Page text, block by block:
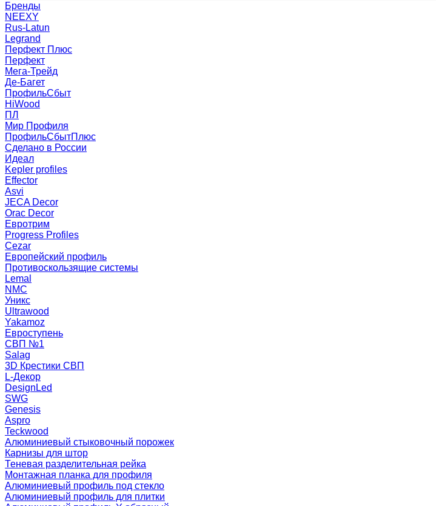
Бренды
NEEXY
Rus-Latun
Legrand
Перфект Плюс
Перфект
Мега-Трейд
Де-Багет
ПрофильСбыт
HiWood
ПЛ
Мир Профиля
ПрофильСбытПлюс
Сделано в России
Идеал
Kepler profiles
Effector
Asvi
JECA Decor
Orac Decor
Евротрим
Progress Profiles
Cezar
Европейский профиль
Противоскользящие системы
Lemal
NMC
Уникс
Ultrawood
Yakamoz
Евроступень
СВП №1
Salag
3D Крестики СВП
L-Декор
DesignLed
SWG
Genesis
Aspro
Teckwood
Алюминиевый стыковочный порожек
Карнизы для штор
Теневая разделительная рейка
Монтажная планка для профиля
Алюминиевый профиль под стекло
Алюминиевый профиль для плитки